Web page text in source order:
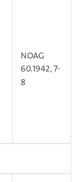
NOAG
60.1942, 7-
8